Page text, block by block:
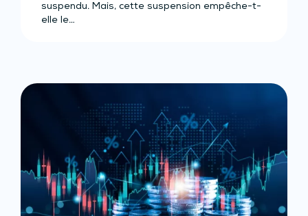
suspendu. Mais, cette suspension empêche-t-
elle le…